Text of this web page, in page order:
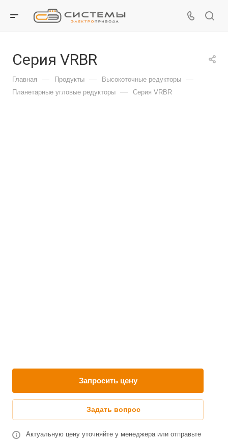
Серия VRBR
Главная — Продукты — Высокоточные редукторы —
Планетарные угловые редукторы — Серия VRBR
Запросить цену
Задать вопрос
Актуальную цену уточняйте у менеджера или отправьте